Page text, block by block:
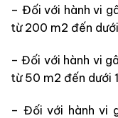
– Đối với hành vi
từ 200 m2 đến
– Đối với hành vi
từ 50 m2 đến dưới
– Đối với hành vi